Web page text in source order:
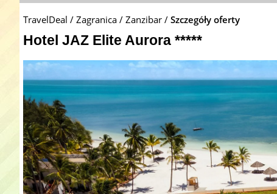
TravelDeal Zagranica Zanzibar Szczegóły oferty
Hotel JAZ Elite Aurora *****